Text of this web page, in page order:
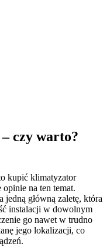
czy warto?
kupić klimatyzator
na ten temat.
główną zaletę, która
instalacji w dowolnym
go nawet w trudno
jego lokalizacji, co